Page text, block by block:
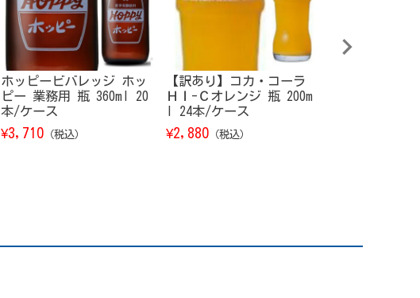
ホッピービバレッジ ホッ
ピー 業務用 瓶 360ml 20
本/ケース
¥3,710 （税込）
【訳あり】コカ・コーラ
ＨＩ-Ｃオレンジ 瓶 200m
l 24本/ケース
¥2,880 （税込）